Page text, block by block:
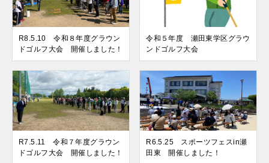
R8.5.10 令和８年度グラウン
ドゴルフ大会 開催しました！
令和５年度 瀬田東学区グラウ
ンドゴルフ大会
R7.5.11 令和７年度グラウン
ドゴルフ大会 開催しました！
R6.5.25 スポーツフェスin瀬
田東 開催しました！